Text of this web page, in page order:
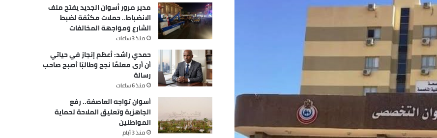
مدير مرور أسوان الجديد يفتح ملف
الانضباط.. حملات مكثفة لضبط
الشارع ومواجهة المخالفات
منذ 3 ساعات
حمدي راشد: أعظم إنجاز في حياتي
أن أرى معلمًا نجح وطالبًا أصبح صاحب
رسالة
منذ 6 ساعات
أسوان تواجه العاصفة.. رفع
الجاهزية وتعليق الملاحة لحماية
المواطنين
منذ 3 أيام